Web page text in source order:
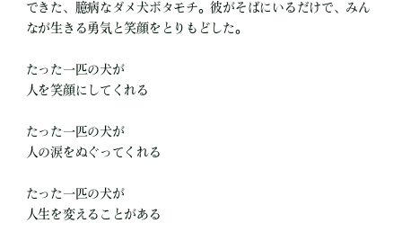
できた、臆病なダメ犬ボタモチ。彼がそばにいるだけで、みん
なが生きる勇気と笑顔をとりもどした。
たった一匹の犬が
人を笑顔にしてくれる
たった一匹の犬が
人の涙をぬぐってくれる
たった一匹の犬が
人生を変えることがある